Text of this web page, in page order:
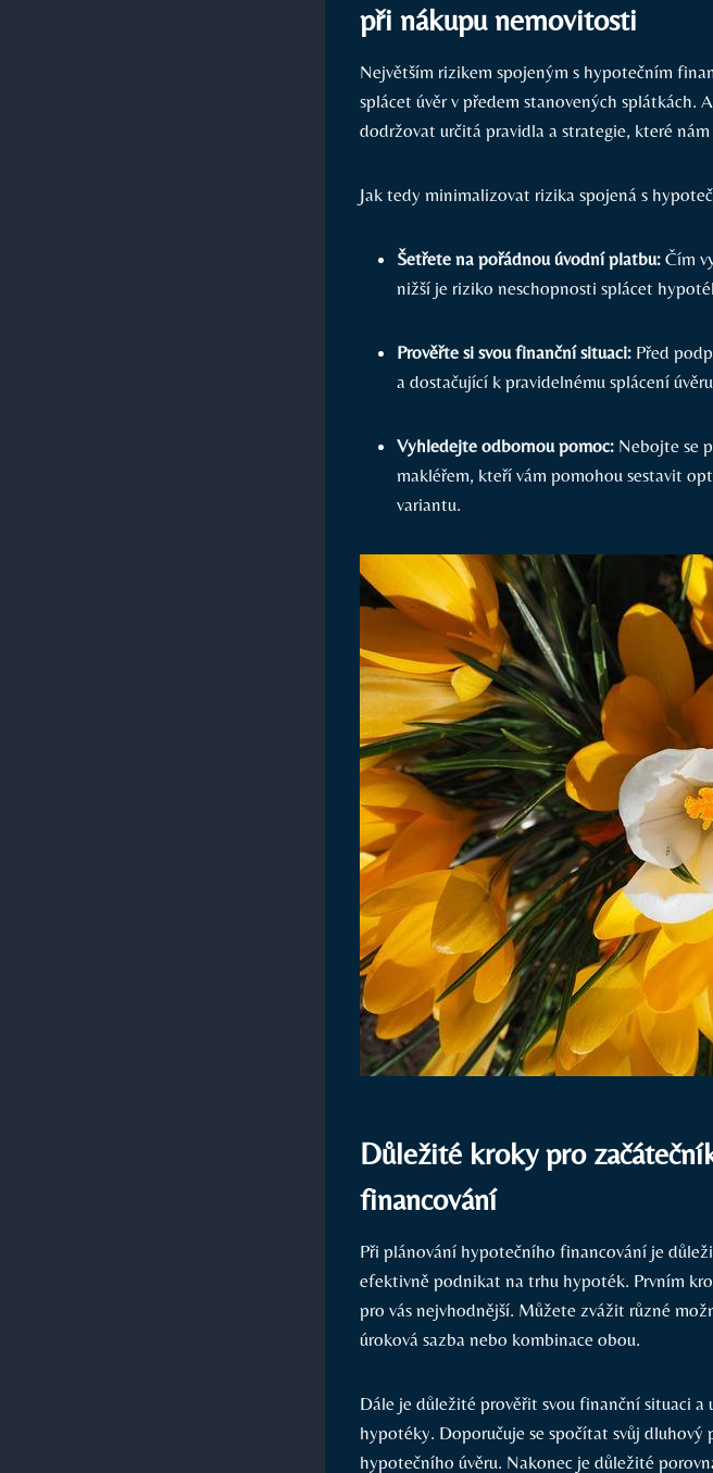
při nákupu nemovitosti
Největším rizikem spojeným s hypotečním
splácet úvěr v předem stanovených
dodržovat určitá pravidla a strategie, které
Jak tedy minimalizovat rizika spojená s
Šetřete na pořádnou úvodní platbu: Čím
nižší je riziko neschopnosti splácet
Prověřte si svou finanční situaci: Před
a dostačující k pravidelnému splácení
Vyhledejte odbornou pomoc: Nebojte se
makléřem, kteří vám pomohou sestavit
variantu.
Důležité kroky pro
financování
Při plánování hypotečního financování je
efektivně podnikat na trhu hypoték. Prvním
pro vás nejvhodnější. Můžete zvážit různé
úroková sazba nebo kombinace obou.
Dále je důležité prověřit svou finanční situaci
hypotéky. Doporučuje se spočítat svůj
hypotečního úvěru. Nakonec je důležité